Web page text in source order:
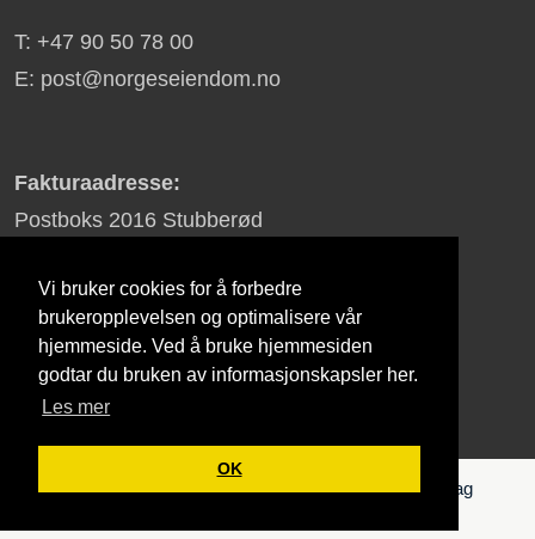
Vi bruker cookies for å forbedre
brukeropplevelsen og optimalisere vår
hjemmeside. Ved å bruke hjemmesiden
godtar du bruken av informasjonskapsler her.
Les mer
OK
T: +47 90 50 78 00
E: post@norgeseiendom.no
Fakturaadresse:
Postboks 2016 Stubberød
Ard Group
© 2026 - NorgesEiendom | All Rights Reserved | Lag